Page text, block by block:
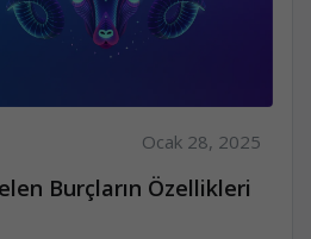
Ocak 28, 2025
Burçların Özellikleri